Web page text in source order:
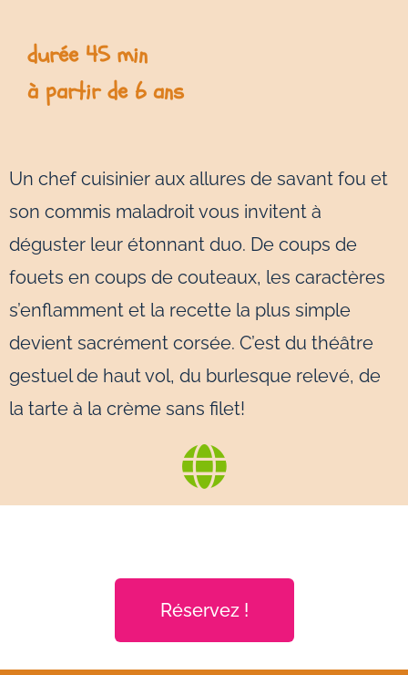
durée 45 min
à partir de 6 ans
Un chef cuisinier aux allures de savant fou et
son commis maladroit vous invitent à
déguster leur étonnant duo. De coups de
fouets en coups de couteaux, les caractères
s’enflamment et la recette la plus simple
devient sacrément corsée. C’est du théâtre
gestuel de haut vol, du burlesque relevé, de
la tarte à la crème sans filet!
Réservez !